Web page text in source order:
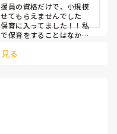
員の資格だけで、小規模
てもらえませんでした
育に入ってました！！私
保育をすることはなかっ
る